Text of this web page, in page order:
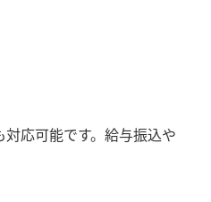
応可能です。給与振込や